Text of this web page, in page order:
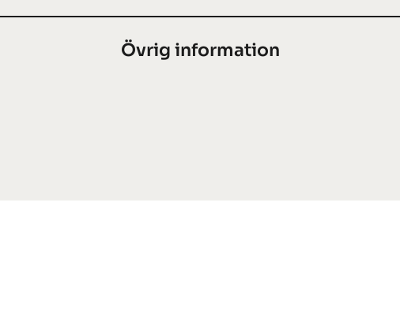
Övrig information